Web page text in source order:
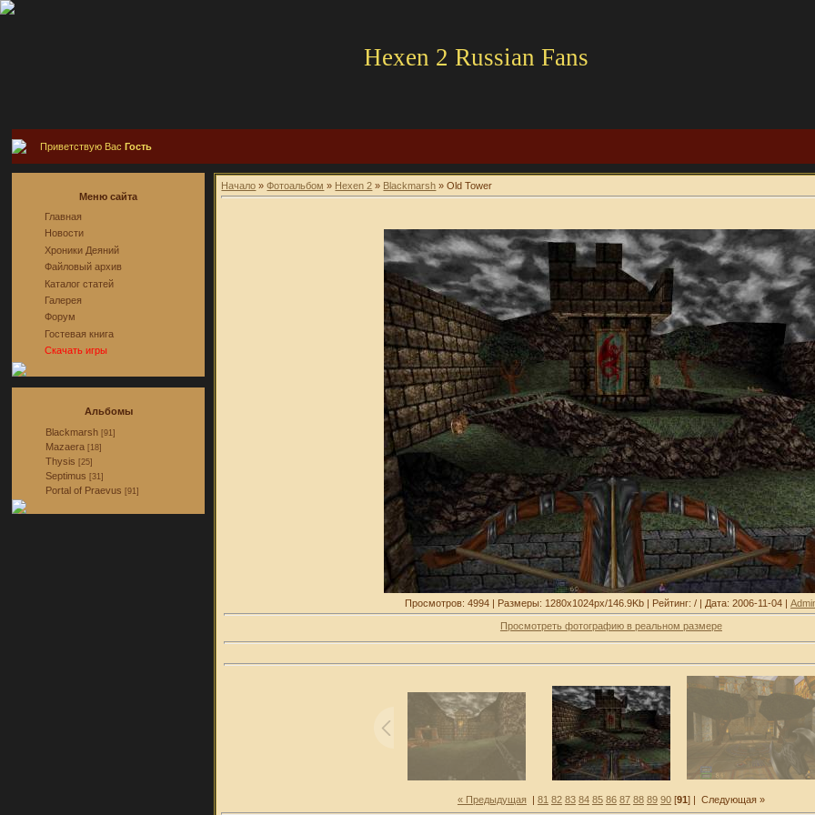
Hexen 2 Russian Fans
Приветствую ВасГость
Меню сайта
Главная
Новости
Хроники Деяний
Файловый архив
Каталог статей
Галерея
Форум
Гостевая книга
Скачать игры
Альбомы
Blackmarsh [91]
Mazaera [18]
Thysis [25]
Septimus [31]
Portal of Praevus [91]
Начало »Фотоальбом » Hexen 2 » Blackmarsh » Old Tower
Просмотров: 4994 | Размеры: 1280x1024px/146.9Kb | Рейтинг: / | Дата: 2006-11-04 |
Просмотреть фотографию в реальном размере
« Предыдущая | 81 82 83 84 85 86 87 88 89 90[91] | Следующая »